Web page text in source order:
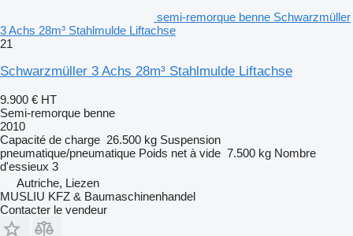
semi-remorque benne Schwarzmüller
3 Achs 28m³ Stahlmulde Liftachse
21
Schwarzmüller 3 Achs 28m³ Stahlmulde Liftachse
9.900 € HT
Semi-remorque benne
2010
Capacité de charge 26.500 kg Suspension
pneumatique/pneumatique Poids net à vide 7.500 kg Nombre
d'essieux 3
Autriche, Liezen
MUSLIU KFZ & Baumaschinenhandel
Contacter le vendeur